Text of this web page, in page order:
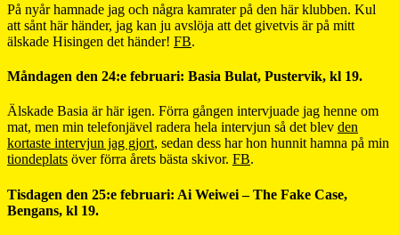
På nyår hamnade jag och några kamrater på den här klubben. Kul
att sånt här händer, jag kan ju avslöja att det givetvis är på mitt
älskade Hisingen det händer! FB.
Måndagen den 24:e februari: Basia Bulat, Pustervik, kl 19.
Älskade Basia är här igen. Förra gången intervjuade jag henne om
mat, men min telefonjävel radera hela intervjun så det blev den
kortaste intervjun jag gjort, sedan dess har hon hunnit hamna på min
tiondeplats över förra årets bästa skivor. FB.
Tisdagen den 25:e februari: Ai Weiwei – The Fake Case,
Bengans, kl 19.